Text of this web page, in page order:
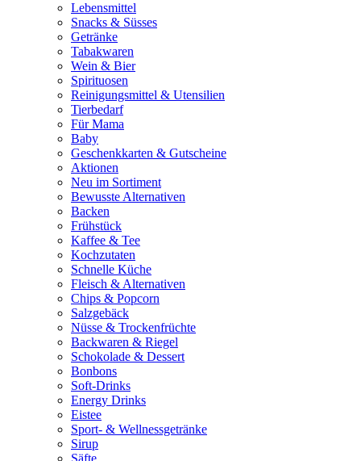
Lebensmittel
Snacks & Süsses
Getränke
Tabakwaren
Wein & Bier
Spirituosen
Reinigungsmittel & Utensilien
Tierbedarf
Für Mama
Baby
Geschenkkarten & Gutscheine
Aktionen
Neu im Sortiment
Bewusste Alternativen
Backen
Frühstück
Kaffee & Tee
Kochzutaten
Schnelle Küche
Fleisch & Alternativen
Chips & Popcorn
Salzgebäck
Nüsse & Trockenfrüchte
Backwaren & Riegel
Schokolade & Dessert
Bonbons
Soft-Drinks
Energy Drinks
Eistee
Sport- & Wellnessgetränke
Sirup
Säfte